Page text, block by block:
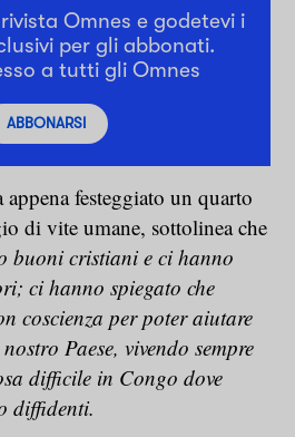
Omnes e godetevi i
per gli abbonati.
a tutti gli Omnes
ABBONARSI
appena festeggiato un quarto
di vite umane, sottolinea che
buoni cristiani e ci hanno
ci hanno spiegato che
coscienza per poter aiutare
Paese, vivendo sempre
difficile in Congo dove
diffidenti.